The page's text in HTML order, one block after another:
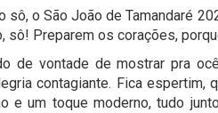
sô, o São João de Tamandaré
sô! Preparem os corações,
de vontade de mostrar pra
contagiante. Fica
e um toque moderno, tudo